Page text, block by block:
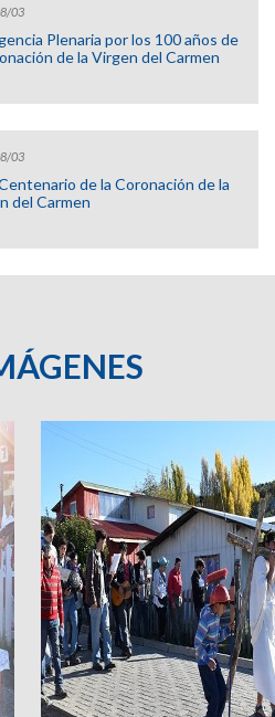
03
Plenaria por los 100 años de
de la Virgen del Carmen
03
de la Coronación de la
del Carmen